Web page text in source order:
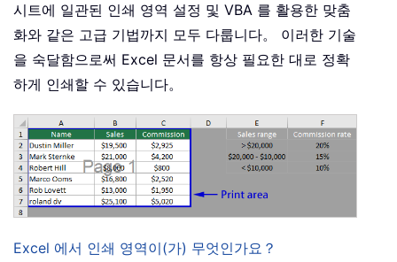
시트에 일관된 인쇄 영역 설정 및 VBA 를 활용한 맞춤
화와 같은 고급 기법까지 모두 다룹니다。 이러한 기술
을 숙달함으로써 Excel 문서를 항상 필요한 대로 정확
하게 인쇄할 수 있습니다。
Excel 에서 인쇄 영역이(가) 무엇인가요？